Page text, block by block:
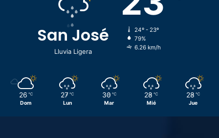
San José
Lluvia Ligera
24º - 23º
79%
6.26 km/h
26 ℃
Dom
27 ℃
Lun
30 ℃
Mar
28 ℃
Mié
28 ℃
Jue